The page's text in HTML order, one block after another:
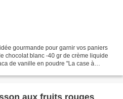
gourmande pour garnir vos paniers
chocolat blanc -40 gr de crème liquide
de vanille en poudre "La case à